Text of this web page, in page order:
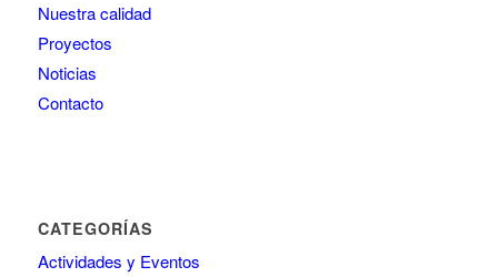
Nuestra calidad
Proyectos
Noticias
Contacto
CATEGORÍAS
Actividades y Eventos